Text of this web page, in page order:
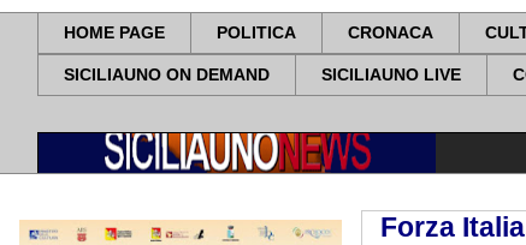
HOME PAGE POLITICA CRONACA
SICILIAUNO ON DEMAND SICILIAUNO LIVE
Forza